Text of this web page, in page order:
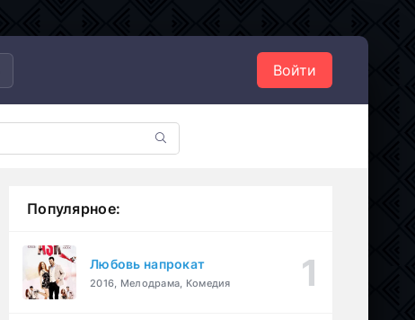
Войти
Популярное:
Любовь напрокат
2016, Мелодрама, Комедия